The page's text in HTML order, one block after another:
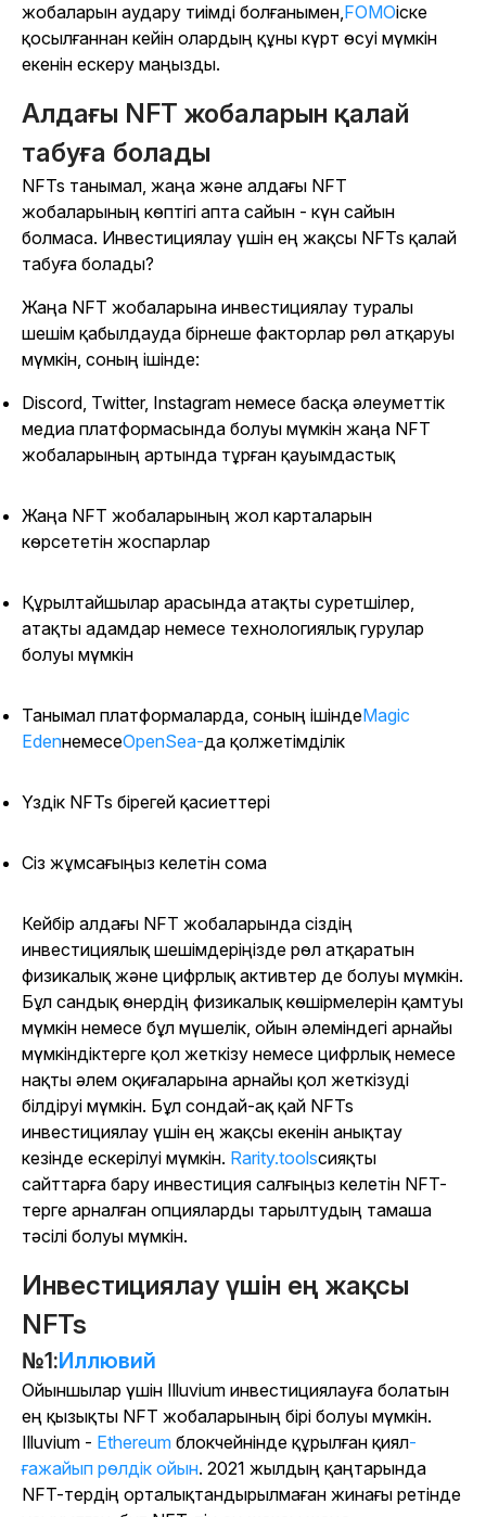
жобаларын аудару тиімді болғанымен,FOMOіске
қосылғаннан кейін олардың құны күрт өсуі мүмкін
екенін ескеру маңызды.
Алдағы NFT жобаларын қалай
табуға болады
NFTs танымал, жаңа және алдағы NFT
жобаларының көптігі апта сайын - күн сайын
болмаса. Инвестициялау үшін ең жақсы NFTs қалай
табуға болады?
Жаңа NFT жобаларына инвестициялау туралы
шешім қабылдауда бірнеше факторлар рөл атқаруы
мүмкін, соның ішінде:
Discord, Twitter, Instagram немесе басқа әлеуметтік
медиа платформасында болуы мүмкін жаңа NFT
жобаларының артында тұрған қауымдастық
Жаңа NFT жобаларының жол карталарын
көрсететін жоспарлар
Құрылтайшылар арасында атақты суретшілер,
атақты адамдар немесе технологиялық гурулар
болуы мүмкін
Танымал платформаларда, соның ішіндеMagic
EdenнемесеOpenSea-да қолжетімділік
Үздік NFTs бірегей қасиеттері
Сіз жұмсағыңыз келетін сома
Кейбір алдағы NFT жобаларында сіздің
инвестициялық шешімдеріңізде рөл атқаратын
физикалық және цифрлық активтер де болуы мүмкін.
Бұл сандық өнердің физикалық көшірмелерін қамтуы
мүмкін немесе бұл мүшелік, ойын әлеміндегі арнайы
мүмкіндіктерге қол жеткізу немесе цифрлық немесе
нақты әлем оқиғаларына арнайы қол жеткізуді
білдіруі мүмкін. Бұл сондай-ақ қай NFTs
инвестициялау үшін ең жақсы екенін анықтау
кезінде ескерілуі мүмкін. Rarity.toolsсияқты
сайттарға бару инвестиция салғыңыз келетін NFT-
терге арналған опцияларды тарылтудың тамаша
тәсілі болуы мүмкін.
Инвестициялау үшін ең жақсы
NFTs
№1:Иллювий
Ойыншылар үшін Illuvium инвестициялауға болатын
ең қызықты NFT жобаларының бірі болуы мүмкін.
Illuvium - Ethereum блокчейнінде құрылған қиял-
ғажайып рөлдік ойын. 2021 жылдың қаңтарында
NFT-тердің орталықтандырылмаған жинағы ретінде